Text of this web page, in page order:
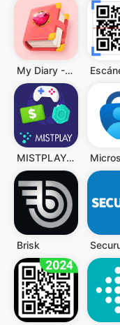
My Diary - Diary With Lock
MISTPLAY: Jugar para ganar
Brisk